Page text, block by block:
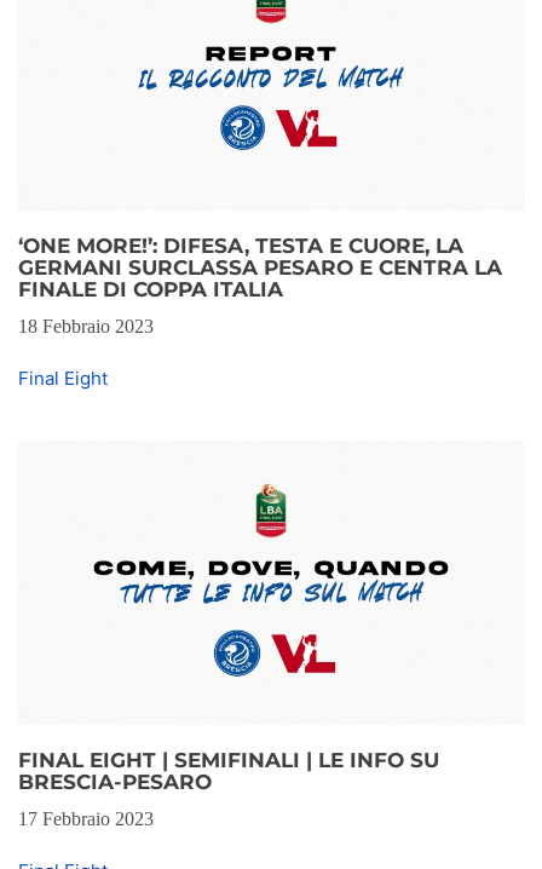
‘ONE MORE!’: DIFESA, TESTA E CUORE, LA
GERMANI SURCLASSA PESARO E CENTRA LA
FINALE DI COPPA ITALIA
18 Febbraio 2023
Final Eight
FINAL EIGHT | SEMIFINALI | LE INFO SU
BRESCIA-PESARO
17 Febbraio 2023